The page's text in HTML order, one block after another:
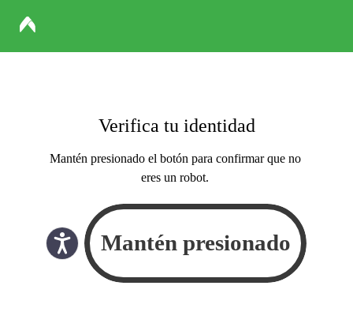
Verifica tu identidad
Mantén presionado el botón para confirmar que no
eres un robot.